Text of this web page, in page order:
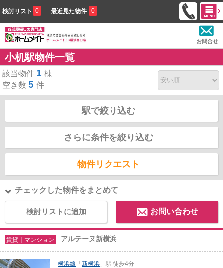
検討リスト 0 最近見た物件 0
お問合せ
小机駅物件一覧
該当物件 1 棟
空き数 5 件
駅で絞り込む
さらに条件を絞り込む
物件リクエスト
チェックした物件をまとめて
検討リストに追加 お問い合わせ
賃貸｜マンション アルテーヌ新横浜
横浜線 「 新横浜 」駅 徒歩4分